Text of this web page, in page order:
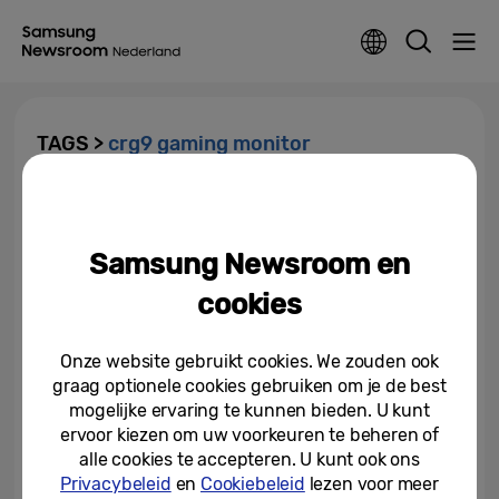
TAGS > crg9 gaming monitor
04-01-2019
Samsung Newsroom en
cookies
Onze website gebruikt cookies. We zouden ook
graag optionele cookies gebruiken om je de best
mogelijke ervaring te kunnen bieden. U kunt
ervoor kiezen om uw voorkeuren te beheren of
alle cookies te accepteren. U kunt ook ons
Privacybeleid en Cookiebeleid lezen voor meer